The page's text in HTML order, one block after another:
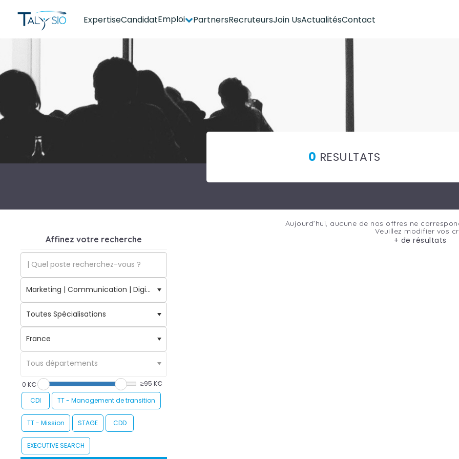
ExpertiseCandidatEmploi PartnersRecruteursJoin UsActualitésContact
Espace candidat - Connexion
Pas de compte ?S'inscrire ici
Mot de passe oublié ?
0 RESULTATS
Affinez votre recherche
0 K€
≥95 K€
CDI
TT - Management de transition
TT - Mission STAGE CDD
EXECUTIVE SEARCH
Aujourd’hui, aucune de nos offres ne
Veuillez modifier vos
+ de résultats